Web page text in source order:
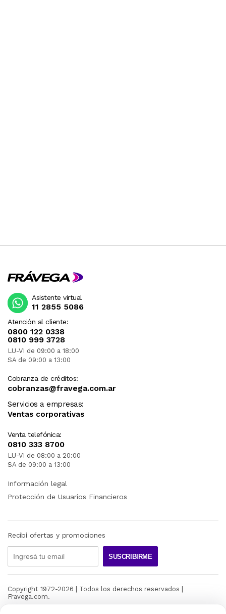
Atención al cliente:
0800 122 0338
0810 999 3728
LU-VI de 09:00 a 18:00
SA de 09:00 a 13:00
Cobranza de créditos:
cobranzas@fravega.com.ar
Servicios a empresas:
Ventas corporativas
Venta telefónica:
0810 333 8700
LU-VI de 08:00 a 20:00
SA de 09:00 a 13:00
Asistente virtual
11 2855 5086
Información legal
Protección de Usuarios Financieros
Recibí ofertas y promociones
SUSCRIBIRME
Copyright 1972-2026 | Todos los derechos reservados |
Fravega.com.